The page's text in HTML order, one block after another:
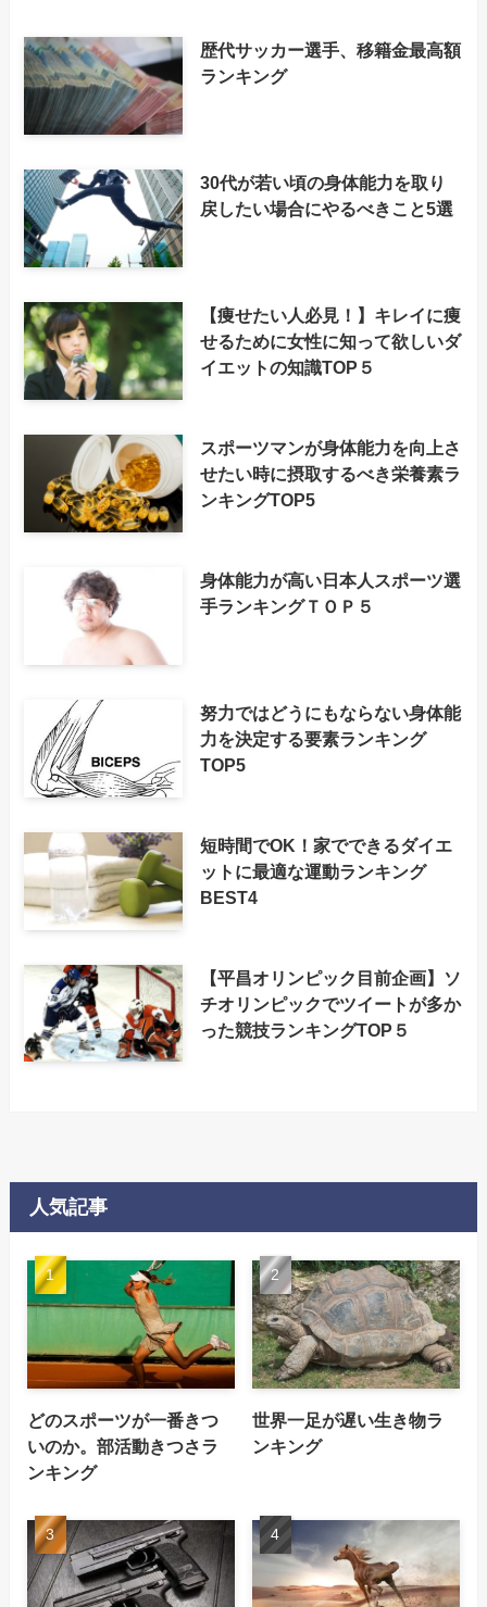
歴代サッカー選手、移籍金最高額
ランキング
30代が若い頃の身体能力を取り
戻したい場合にやるべきこと5選
【痩せたい人必見！】キレイに痩
せるために女性に知って欲しいダ
イエットの知識TOP５
スポーツマンが身体能力を向上さ
せたい時に摂取するべき栄養素ラ
ンキングTOP5
身体能力が高い日本人スポーツ選
手ランキングＴＯＰ５
努力ではどうにもならない身体能
力を決定する要素ランキング
TOP5
短時間でOK！家でできるダイエ
ットに最適な運動ランキング
BEST4
【平昌オリンピック目前企画】ソ
チオリンピックでツイートが多か
った競技ランキングTOP５
人気記事
どのスポーツが一番きつ
いのか。部活動きつさラ
ンキング
世界一足が遅い生き物ラ
ンキング